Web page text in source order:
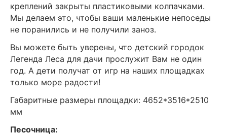
креплений закрыты пластиковыми колпачками.
Мы делаем это, чтобы ваши маленькие непоседы
не поранились и не получили заноз.
Вы можете быть уверены, что детский городок
Легенда Леса для дачи прослужит Вам не один
год. А дети получат от игр на наших площадках
только море радости!
Габаритные размеры площадки: 4652*3516*2510
мм
Песочница: